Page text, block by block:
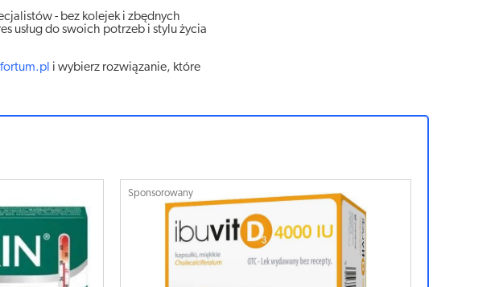
- bez kolejek i zbędnych
usług do swoich potrzeb i stylu życia
i wybierz rozwiązanie, które
Sponsorowany